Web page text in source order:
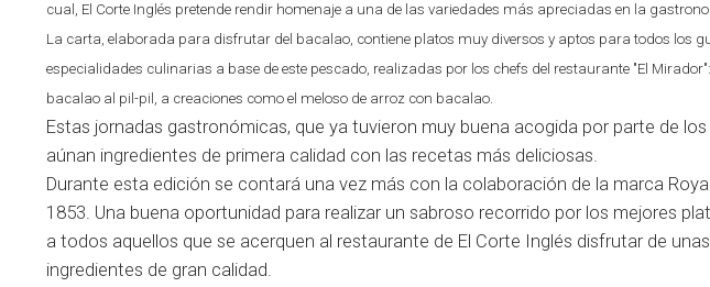
cual, El Corte Inglés pretende rendir homenaje a una de las variedades más apreciadas en la
La carta, elaborada para disfrutar del bacalao, contiene platos muy diversos y aptos para todos los
especialidades culinarias a base de este pescado, realizadas por los chefs del restaurante "El
bacalao al pil-pil, a creaciones como el meloso de arroz con bacalao.
Estas jornadas gastronómicas, que ya tuvieron muy buena acogida por parte de
aúnan ingredientes de primera calidad con las recetas más deliciosas.
Durante esta edición se contará una vez más con la colaboración de la marca
1853. Una buena oportunidad para realizar un sabroso recorrido por los mejores
a todos aquellos que se acerquen al restaurante de El Corte Inglés disfrutar de
ingredientes de gran calidad.